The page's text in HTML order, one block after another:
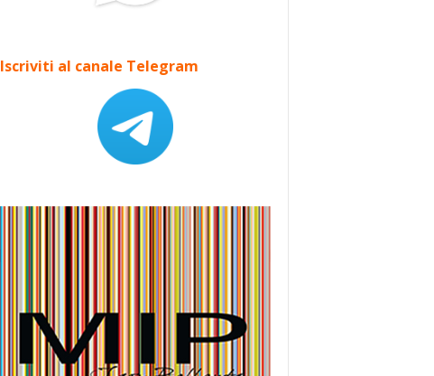
Iscriviti al canale Telegram